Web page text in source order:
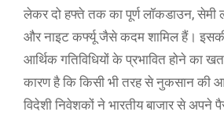
लेकर दो हफ्ते तक का पूर्ण लॉकडाउन, सेमी
और नाइट कर्फ्यू जैसे कदम शामिल हैं।
आर्थिक गतिविधियों के प्रभावित होने का
कारण है कि किसी भी तरह से नुकसान की
विदेशी निवेशकों ने भारतीय बाजार से अपने